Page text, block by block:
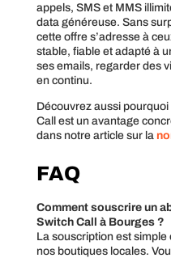
appels, SMS et MMS
data généreuse. Sans
cette offre s’adresse à
stable, fiable et adapté à
ses emails, regarder des
en continu.
Découvrez aussi
Call est un avantage
dans notre article sur la
FAQ
Comment souscrire un
Switch Call à Bourges ?
La souscription est simple
nos boutiques locales.